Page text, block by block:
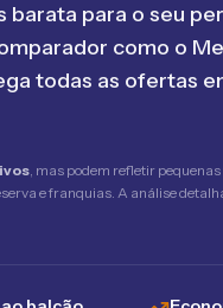
barata para o seu
como o
todas as ofertas
, mas podem refletir
e franquias. A análise